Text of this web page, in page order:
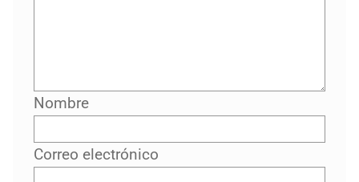
Nombre
Correo electrónico